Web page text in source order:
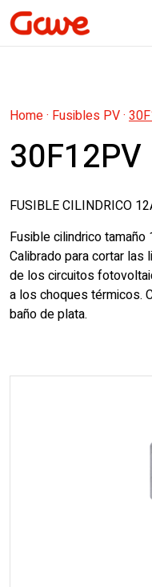
Home· Fusibles PV·
30F12PV
FUSIBLE CILINDRICO
Fusible cilindrico tamaño
Calibrado para cortar
de los circuitos
a los choques térmicos.
baño de plata.